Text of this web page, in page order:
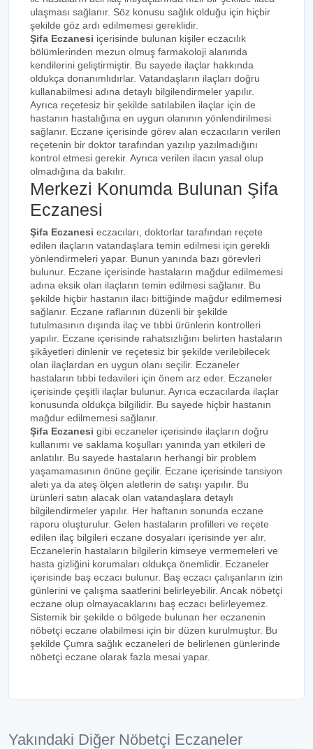
ulaşması sağlanır. Söz konusu sağlık olduğu için hiçbir
şekilde göz ardı edilmemesi gereklidir.
Şifa Eczanesi içerisinde bulunan kişiler eczacılık
bölümlerinden mezun olmuş farmakoloji alanında
kendilerini geliştirmiştir. Bu sayede ilaçlar hakkında
oldukça donanımlıdırlar. Vatandaşların ilaçları doğru
kullanabilmesi adına detaylı bilgilendirmeler yapılır.
Ayrıca reçetesiz bir şekilde satılabilen ilaçlar için de
hastanın hastalığına en uygun olanının yönlendirilmesi
sağlanır. Eczane içerisinde görev alan eczacıların verilen
reçetenin bir doktor tarafından yazılıp yazılmadığını
kontrol etmesi gerekir. Ayrıca verilen ilacın yasal olup
olmadığına da bakılır.
Merkezi Konumda Bulunan Şifa
Eczanesi
Şifa Eczanesi eczacıları, doktorlar tarafından reçete
edilen ilaçların vatandaşlara temin edilmesi için gerekli
yönlendirmeleri yapar. Bunun yanında bazı görevleri
bulunur. Eczane içerisinde hastaların mağdur edilmemesi
adına eksik olan ilaçların temin edilmesi sağlanır. Bu
şekilde hiçbir hastanın ilacı bittiğinde mağdur edilmemesi
sağlanır. Eczane raflarının düzenli bir şekilde
tutulmasının dışında ilaç ve tıbbi ürünlerin kontrolleri
yapılır. Eczane içerisinde rahatsızlığını belirten hastaların
şikâyetleri dinlenir ve reçetesiz bir şekilde verilebilecek
olan ilaçlardan en uygun olanı seçilir. Eczaneler
hastaların tıbbi tedavileri için önem arz eder. Eczaneler
içerisinde çeşitli ilaçlar bulunur. Ayrıca eczacılarda ilaçlar
konusunda oldukça bilgilidir. Bu sayede hiçbir hastanın
mağdur edilmemesi sağlanır.
Şifa Eczanesi gibi eczaneler içerisinde ilaçların doğru
kullanımı ve saklama koşulları yanında yan etkileri de
anlatılır. Bu sayede hastaların herhangi bir problem
yaşamamasının önüne geçilir. Eczane içerisinde tansiyon
aleti ya da ateş ölçen aletlerin de satışı yapılır. Bu
ürünleri satın alacak olan vatandaşlara detaylı
bilgilendirmeler yapılır. Her haftanın sonunda eczane
raporu oluşturulur. Gelen hastaların profilleri ve reçete
edilen ilaç bilgileri eczane dosyaları içerisinde yer alır.
Eczanelerin hastaların bilgilerin kimseye vermemeleri ve
hasta gizliğini korumaları oldukça önemlidir. Eczaneler
içerisinde baş eczacı bulunur. Baş eczacı çalışanların izin
günlerini ve çalışma saatlerini belirleyebilir. Ancak nöbetçi
eczane olup olmayacaklarını baş eczacı belirleyemez.
Sistemik bir şekilde o bölgede bulunan her eczanenin
nöbetçi eczane olabilmesi için bir düzen kurulmuştur. Bu
şekilde Çumra sağlık eczaneleri de belirlenen günlerinde
nöbetçi eczane olarak fazla mesai yapar.
Yakındaki Diğer Nöbetçi Eczaneler